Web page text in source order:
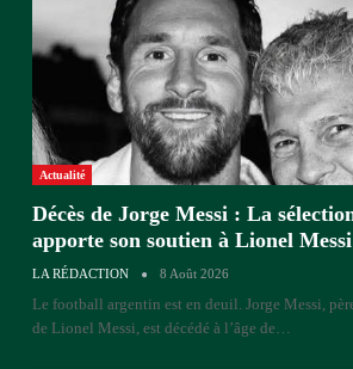
Actualité
Décès de Jorge Messi : La
apporte son soutien à Lionel Messi
LA RÉDACTION 8 Août 2026
Le football argentin est en deuil. Jorge Messi,
de Lionel Messi, est décédé à l’âge de…